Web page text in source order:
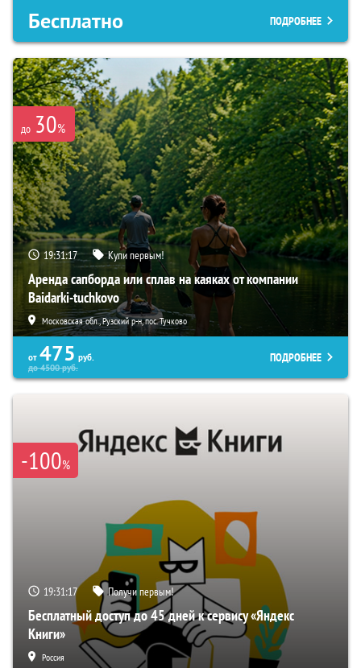
Бесплатно ПОДРОБНЕЕ
до 30%
19:31:16 Купи первым!
Аренда сапборда или сплав на каяках от компании
Baidarki-tuchkovo
Московская обл., Рузский р-н, пос. Тучково
от 475 руб.
до4500руб.
ПОДРОБНЕЕ
-100%
19:31:16 Получи первым!
Бесплатный доступ до 45 дней к сервису «Яндекс
Книги»
Россия